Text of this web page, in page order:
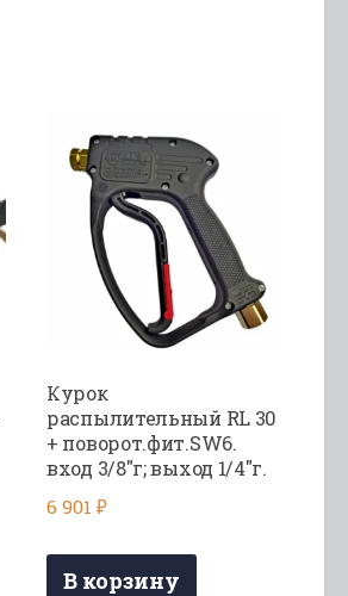
Курок
распылительный RL 30
+ поворот.фит.SW6.
вход 3/8″г; выход 1/4″г.
6 901₽
В корзину